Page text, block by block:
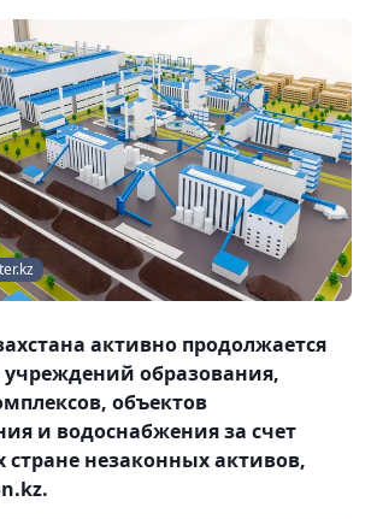
активно продолжается
учреждений образования,
объектов
и водоснабжения за счет
незаконных активов,